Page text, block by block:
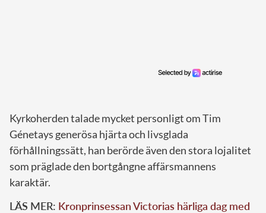
Kyrkoherden talade mycket personligt om Tim
Génetays generösa hjärta och livsglada
förhållningssätt, han berörde även den stora lojalitet
som präglade den bortgångne affärsmannens
karaktär.
LÄS MER: Kronprinsessan Victorias härliga dag med